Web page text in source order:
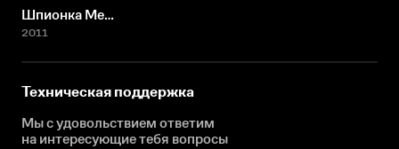
Шпионка Мен-воль
2011
Техническая поддержка
Мы с удовольствием ответим
на интересующиетебя вопросы